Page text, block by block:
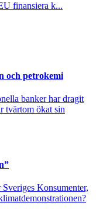
finansiera k...
och petrokemi
banker har dragit
tvärtom ökat sin
Konsumenter,